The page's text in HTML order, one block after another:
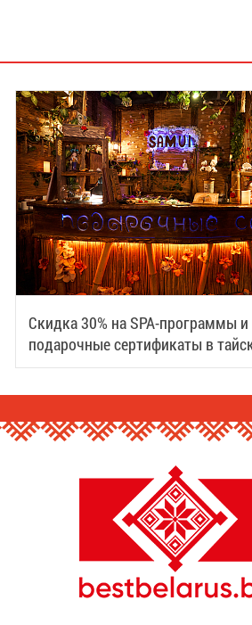
Скидка 30% на SPA-программы и
подарочные сертификаты в
деревне Samui